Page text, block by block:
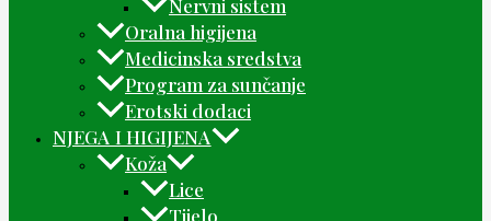
Nervni sistem
Oralna higijena
Medicinska sredstva
Program za sunčanje
Erotski dodaci
NJEGA I HIGIJENA
Koža
Lice
Tijelo